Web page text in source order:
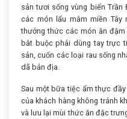
sản tươi sống vùng biển
các món lẩu mắm miền Tây
thưởng thức các món ăn
bắt buộc phải dùng tay trực
sản, cuốn các loại rau sống
dã bản địa.
Sau một bữa tiệc ẩm thực
của khách hàng không tránh
và lưu lại mùi thức ăn đặc